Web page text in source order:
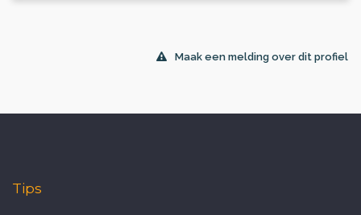
Maak een melding over dit profiel
Tips